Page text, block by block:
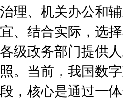
治理、机关办公和
宜、结合实际，选
各级政务部门提供
照。当前，我国数
段，核心是通过一